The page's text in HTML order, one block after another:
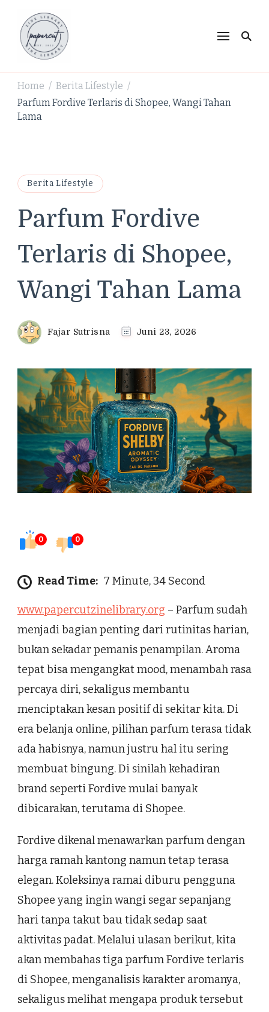
PaperCut Zine Library |
Produktivitas & Inspirasi
Kreatif
Ikuti cerita gaya hidup, kebiasaan positif, serta
Home / Berita Lifestyle /
Parfum Fordive Terlaris di Shopee, Wangi Tahan
Lama
Berita Lifestyle
Parfum Fordive
Terlaris di Shopee,
Wangi Tahan Lama
Fajar Sutrisna Juni 23, 2026
0 0
Read Time: 7 Minute, 34 Second
www.papercutzinelibrary.org – Parfum sudah
menjadi bagian penting dari rutinitas harian,
bukan sekadar pemanis penampilan. Aroma
tepat bisa mengangkat mood, menambah rasa
percaya diri, sekaligus membantu
menciptakan kesan positif di sekitar kita. Di
era belanja online, pilihan parfum terasa tidak
ada habisnya, namun justru hal itu sering
membuat bingung. Di sinilah kehadiran
brand seperti Fordive mulai banyak
dibicarakan, terutama di Shopee.
Fordive dikenal menawarkan parfum dengan
harga ramah kantong namun tetap terasa
elegan. Koleksinya ramai diburu pengguna
Shopee yang ingin wangi segar sepanjang
hari tanpa takut bau tidak sedap saat
aktivitas padat. Melalui ulasan berikut, kita
akan membahas tiga parfum Fordive terlaris
di Shopee, menganalisis karakter aromanya,
sekaligus melihat mengapa produk tersebut